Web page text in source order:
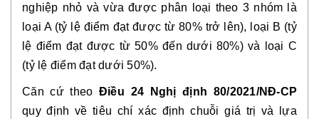
nghiệp nhỏ và vừa được phân loại theo 3 nhóm là
loại A (tỷ lệ điểm đạt được từ 80% trở lên), loại B (tỷ
lệ điểm đạt được từ 50% đến dưới 80%) và loại C
(tỷ lệ điểm đạt dưới 50%).
Căn cứ theo Điều 24 Nghị định 80/2021/NĐ-CP
quy định về tiêu chí xác định chuỗi giá trị và lựa